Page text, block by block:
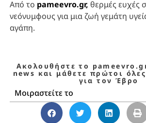
Από το pameevro.gr, θερμές ευχές
νεόνυμφους για μια ζωή γεμάτη
αγάπη.
Ακολουθήστε το
news και μάθετε πρώτοι όλες
για τον Έβρο
Μοιραστείτε το